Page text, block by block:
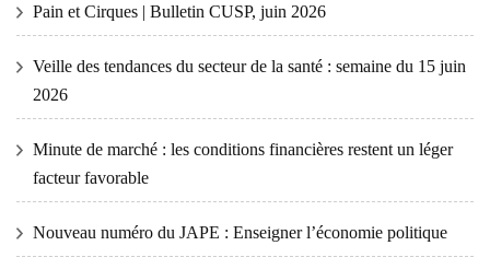
Pain et Cirques | Bulletin CUSP, juin 2026
Veille des tendances du secteur de la santé : semaine du 15 juin
2026
Minute de marché : les conditions financières restent un léger
facteur favorable
Nouveau numéro du JAPE : Enseigner l’économie politique